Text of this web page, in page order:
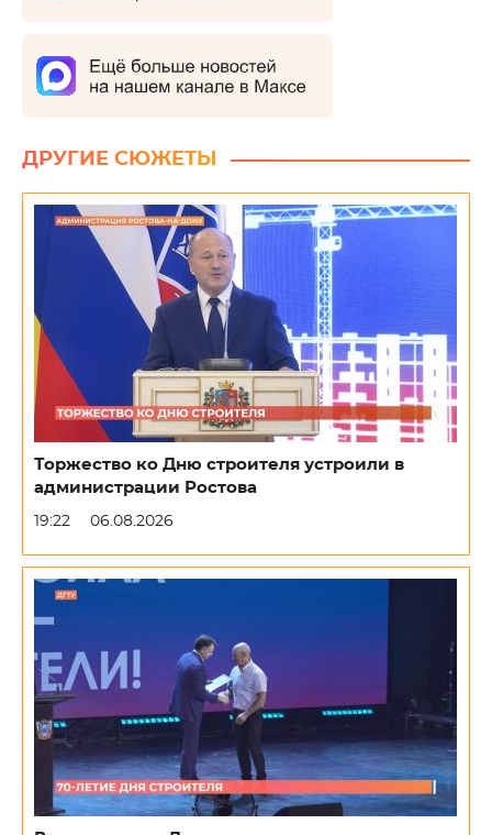
ДРУГИЕ СЮЖЕТЫ
Торжество ко Дню строителя устроили в
администрации Ростова
19:22 06.08.2026